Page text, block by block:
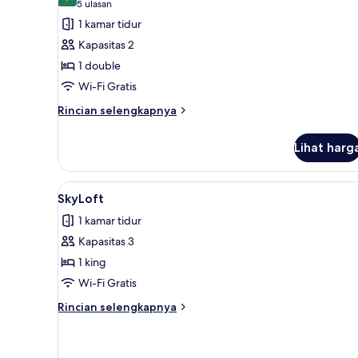
untuk
Smart
Double
Planespotting
5 ulasan
(5
ulasan)
1 kamar tidur
Kapasitas 2
1 double
Wi-Fi Gratis
Rincian selengkapnya
Rincian
Smart
Double
Planespotting
Lihat
Lihat
semua
foto
untuk
SkyLoft
SkyLoft | Kedap suara,
7
SkyLoft
1 kamar tidur
Kapasitas 3
1 king
Wi-Fi Gratis
Rincian selengkapnya
Rincian